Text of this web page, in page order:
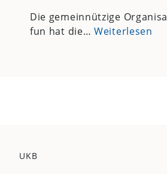
Die gemeinnützige
fun hat die…Weiterlesen
UKB